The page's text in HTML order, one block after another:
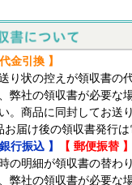
代金引換 】
り状の控えが領収書の
弊社の領収書が必要な
。商品に同封してお送
お届け後の領収書発行
銀行振込 】
【 郵便振替 】
の明細が領収書の替わ
弊社の領収書が必要な